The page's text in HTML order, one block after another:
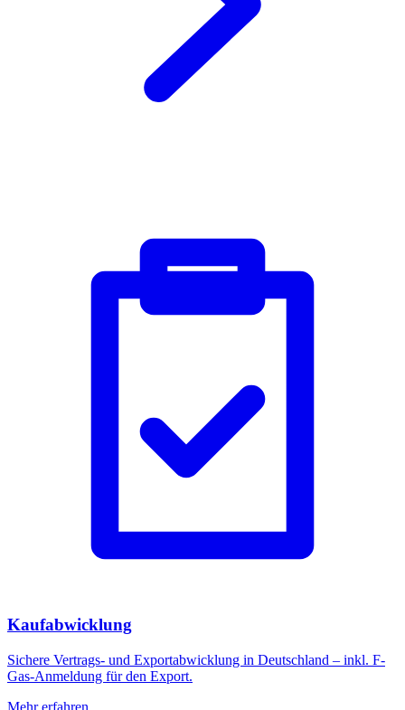
Kaufabwicklung
Sichere Vertrags- und Exportabwicklung in Deutschland – inkl. F-
Gas-Anmeldung für den Export.
Mehr erfahren